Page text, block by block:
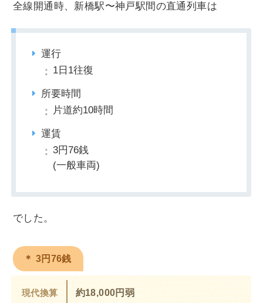
全線開通時、新橋駅〜神戸駅間の直通列車は
運行
1日1往復
所要時間
片道約10時間
運賃
3円76銭
(一般車両)
でした。
＊ 3円76銭
現代換算 約18,000円弱